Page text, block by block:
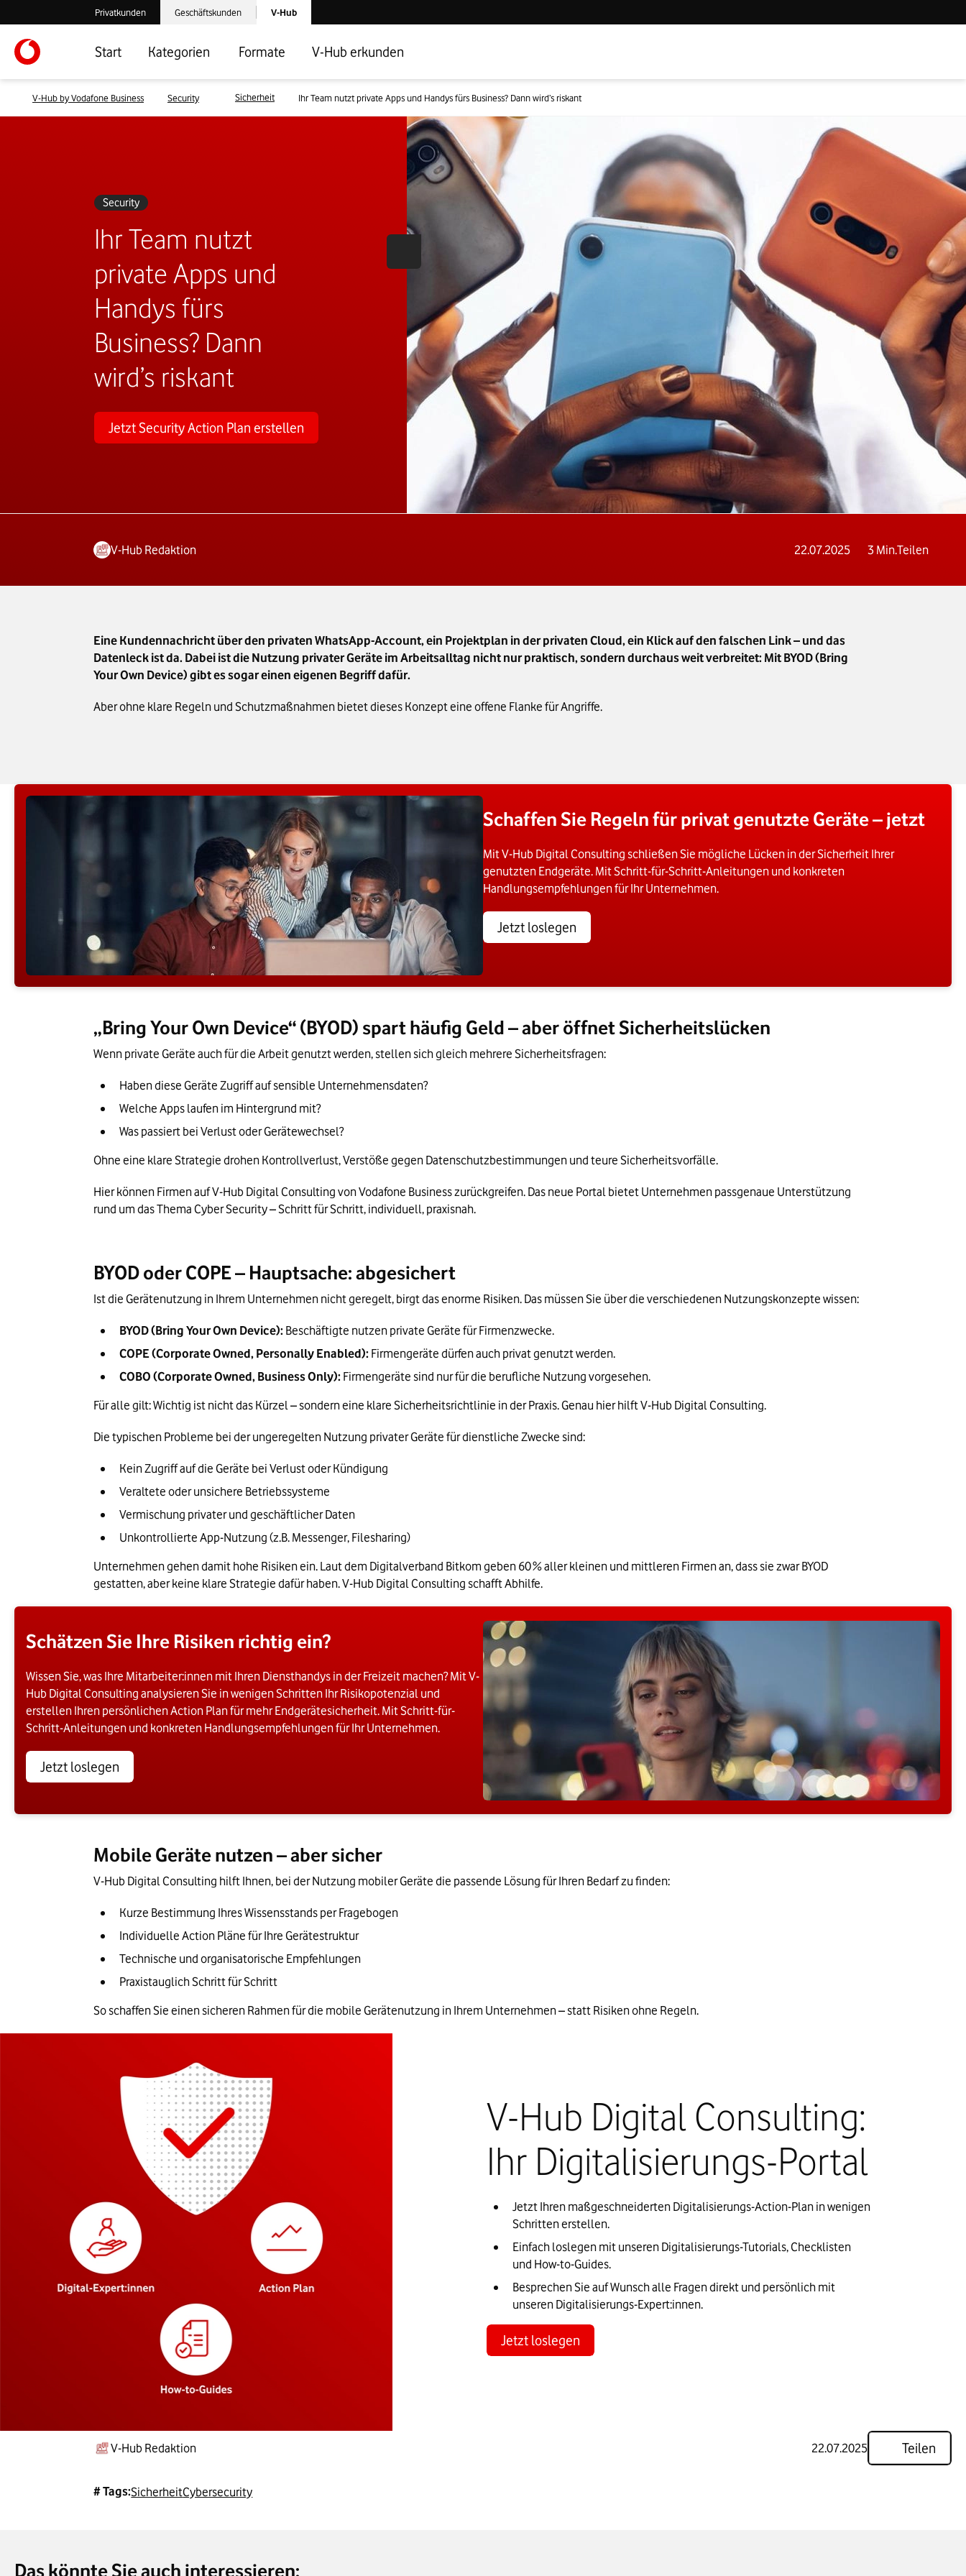
Verlassen der V-Hub Webseite: Zum Privatkundenbereich
Privatkunden Verlassen der V-Hub Webseite: Zum Geschäftskundenbereich
Geschäftskunden Laden der V-Hub Startseite
V-Hub
Start Kategorien Formate V-Hub erkunden
V-Hub by Vodafone Business Security Sicherheit Ihr Team nutzt private Apps und Handys fürs Business? Dann wird’s riskant
Security
Ihr Team nutzt
private Apps und
Handys fürs
Business? Dann
wird’s riskant
Jetzt Security Action Plan erstellen
V-Hub Redaktion 22.07.2025 3 Min.Teilen
Eine Kundennachricht über den privaten WhatsApp-Account, ein Projektplan in der privaten Cloud, ein Klick auf den falschen Link – und das
Datenleck ist da. Dabei ist die Nutzung privater Geräte im Arbeitsalltag nicht nur praktisch, sondern durchaus weit verbreitet: Mit BYOD (Bring
Your Own Device) gibt es sogar einen eigenen Begriff dafür.
Aber ohne klare Regeln und Schutzmaßnahmen bietet dieses Konzept eine offene Flanke für Angriffe.
Schaffen Sie Regeln für privat genutzte Geräte – jetzt
Mit V-Hub Digital Consulting schließen Sie mögliche Lücken in der Sicherheit Ihrer
genutzten Endgeräte. Mit Schritt-für-Schritt-Anleitungen und konkreten
Handlungsempfehlungen für Ihr Unternehmen.
Jetzt loslegen
„Bring Your Own Device“ (BYOD) spart häufig Geld – aber öffnet Sicherheitslücken
Wenn private Geräte auch für die Arbeit genutzt werden, stellen sich gleich mehrere Sicherheitsfragen:
Haben diese Geräte Zugriff auf sensible Unternehmensdaten?
Welche Apps laufen im Hintergrund mit?
Was passiert bei Verlust oder Gerätewechsel?
Ohne eine klare Strategie drohen Kontrollverlust, Verstöße gegen Datenschutzbestimmungen und teure Sicherheitsvorfälle.
Hier können Firmen auf V-Hub Digital Consulting von Vodafone Business zurückgreifen. Das neue Portal bietet Unternehmen passgenaue Unterstützung
rund um das Thema Cyber Security – Schritt für Schritt, individuell, praxisnah.
BYOD oder COPE – Hauptsache: abgesichert
Ist die Gerätenutzung in Ihrem Unternehmen nicht geregelt, birgt das enorme Risiken. Das müssen Sie über die verschiedenen Nutzungskonzepte wissen:
BYOD (Bring Your Own Device): Beschäftigte nutzen private Geräte für Firmenzwecke.
COPE (Corporate Owned, Personally Enabled): Firmengeräte dürfen auch privat genutzt werden.
COBO (Corporate Owned, Business Only): Firmengeräte sind nur für die berufliche Nutzung vorgesehen.
Für alle gilt: Wichtig ist nicht das Kürzel – sondern eine klare Sicherheitsrichtlinie in der Praxis. Genau hier hilft V-Hub Digital Consulting.
Die typischen Probleme bei der ungeregelten Nutzung privater Geräte für dienstliche Zwecke sind:
Kein Zugriff auf die Geräte bei Verlust oder Kündigung
Veraltete oder unsichere Betriebssysteme
Vermischung privater und geschäftlicher Daten
Unkontrollierte App-Nutzung (z.B. Messenger, Filesharing)
Unternehmen gehen damit hohe Risiken ein. Laut dem Digitalverband Bitkom geben 60 % aller kleinen und mittleren Firmen an, dass sie zwar BYOD
gestatten, aber keine klare Strategie dafür haben. V-Hub Digital Consulting schafft Abhilfe.
Schätzen Sie Ihre Risiken richtig ein?
Wissen Sie, was Ihre Mitarbeiter:innen mit Ihren Diensthandys in der Freizeit machen? Mit V-
Hub Digital Consulting analysieren Sie in wenigen Schritten Ihr Risikopotenzial und
erstellen Ihren persönlichen Action Plan für mehr Endgerätesicherheit. Mit Schritt-für-
Schritt-Anleitungen und konkreten Handlungsempfehlungen für Ihr Unternehmen.
Jetzt loslegen
Mobile Geräte nutzen – aber sicher
V-Hub Digital Consulting hilft Ihnen, bei der Nutzung mobiler Geräte die passende Lösung für Ihren Bedarf zu finden:
Kurze Bestimmung Ihres Wissensstands per Fragebogen
Individuelle Action Pläne für Ihre Gerätestruktur
Technische und organisatorische Empfehlungen
Praxistauglich Schritt für Schritt
So schaffen Sie einen sicheren Rahmen für die mobile Gerätenutzung in Ihrem Unternehmen – statt Risiken ohne Regeln.
V-Hub Digital Consulting:
Ihr Digitalisierungs-Portal
Jetzt Ihren maßgeschneiderten Digitalisierungs-Action-Plan in wenigen
Schritten erstellen.
Einfach loslegen mit unseren Digitalisierungs-Tutorials, Checklisten
und How-to-Guides.
Besprechen Sie auf Wunsch alle Fragen direkt und persönlich mit
unseren Digitalisierungs-Expert:innen.
Jetzt loslegen
V-Hub Redaktion 22.07.2025 Teilen
# Tags:SicherheitCybersecurity
Das könnte Sie auch interessieren: